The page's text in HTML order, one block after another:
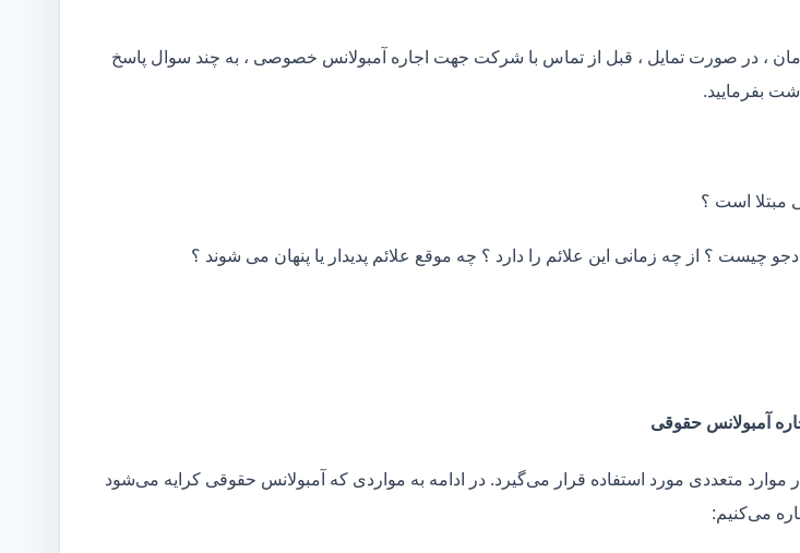
، در صورت تمایل ، قبل از تماس با شرکت جهت اجاره آمبولانس خصوصی ، به چند سوال پاسخ
بفرمایید.
مبتلا است ؟
چیست ؟ از چه زمانی این علائم را دارد ؟ چه موقع علائم پدیدار یا پنهان می شوند ؟
آمبولانس حقوقی
موارد متعددی مورد استفاده قرار می‌گیرد. در ادامه به مواردی که آمبولانس حقوقی کرایه می‌شود
می‌کنیم: